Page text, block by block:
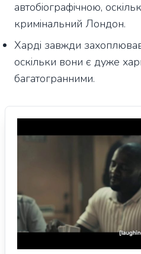
автобіографічною,
кримінальний Лондон.
Харді завжди
оскільки вони є дуже
багатогранними.